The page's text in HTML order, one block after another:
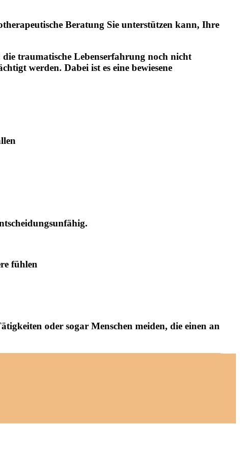
Beratung Sie unterstützen kann, Ihre
traumatische Lebenserfahrung noch nicht
werden. Dabei ist es eine bewiesene
fühlen
oder sogar Menschen meiden, die einen an